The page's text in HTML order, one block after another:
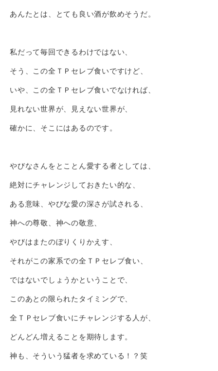
あんたとは、とても良い酒が飲めそうだ。
私だって毎回できるわけではない、
そう、この全ＴＰセレブ食いですけど、
いや、この全ＴＰセレブ食いでなければ、
見れない世界が、見えない世界が、
確かに、そこにはあるのです。
やびなさんをとことん愛する者としては、
絶対にチャレンジしておきたい的な、
ある意味、やびな愛の深さが試される、
神への尊敬、神への敬意、
やびはまたのぼりくりかえす、
それがこの家系での全ＴＰセレブ食い、
ではないでしょうかということで、
このあとの限られたタイミングで、
全ＴＰセレブ食いにチャレンジする人が、
どんどん増えることを期待します。
神も、そういう猛者を求めている！？笑